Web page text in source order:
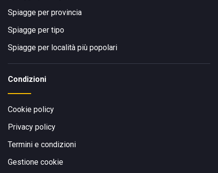
Spiagge per provincia
Spiagge per tipo
Spiagge per località più popolari
Condizioni
Cookie policy
Privacy policy
Termini e condizioni
Gestione cookie